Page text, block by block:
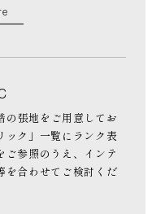
の張地をご用意してお
ック」一覧にランク表
ご参照のうえ、インテ
を合わせてご検討くだ